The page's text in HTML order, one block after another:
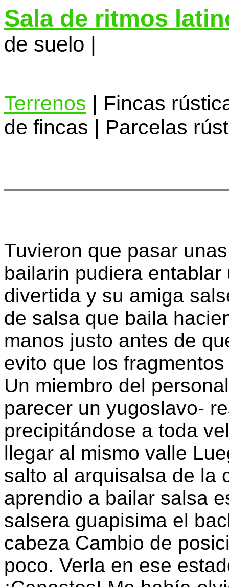
Sala de ritmos
de suelo |
Terrenos | Fincas
de fincas | Parcelas
Tuvieron que pasar
bailarin pudiera
divertida y su amiga
de salsa que baila
manos justo antes de
evito que los
Un miembro del
parecer un yugoslavo-
precipitándose a toda
llegar al mismo valle
salto al arquisalsa de la
aprendio a bailar salsa
salsera guapisima el
cabeza Cambio de
poco. Verla en ese